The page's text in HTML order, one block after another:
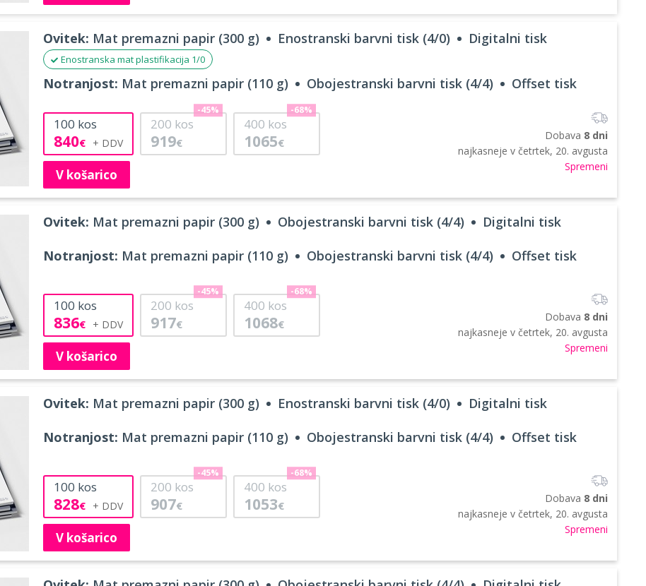
Ovitek: Mat premazni papir (300 g) Enostranski barvni tisk (4/0) Digitalni tisk
Enostranska mat plastifikacija 1/0
Notranjost: Mat premazni papir (110 g) Obojestranski barvni tisk (4/4) Offset tisk
100 kos
840€
200 kos
919€
-45%
400 kos
1065€
-68%
V košarico
Dobava 8 dni
najkasneje v četrtek, 20. avgusta
Spremeni
Ovitek: Mat premazni papir (300 g) Obojestranski barvni tisk (4/4) Digitalni tisk
Notranjost: Mat premazni papir (110 g) Obojestranski barvni tisk (4/4) Offset tisk
100 kos
836€
200 kos
917€
-45%
400 kos
1068€
-68%
V košarico
Dobava 8 dni
najkasneje v četrtek, 20. avgusta
Spremeni
Ovitek: Mat premazni papir (300 g) Enostranski barvni tisk (4/0) Digitalni tisk
Notranjost: Mat premazni papir (110 g) Obojestranski barvni tisk (4/4) Offset tisk
100 kos
828€
200 kos
907€
-45%
400 kos
1053€
-68%
V košarico
Dobava 8 dni
najkasneje v četrtek, 20. avgusta
Spremeni